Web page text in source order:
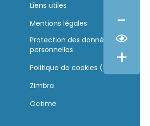
Liens utiles
Mentions légales
Protection des données
personnelles
Politique de cookies (UE)
Zimbra
Octime
-
+